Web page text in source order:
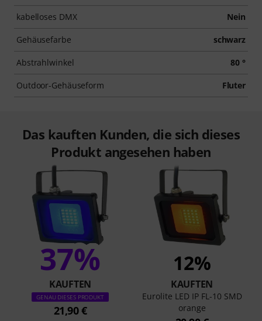
kabelloses DMX Nein
Gehäusefarbe schwarz
Abstrahlwinkel 80 °
Outdoor-Gehäuseform Fluter
Das kauften Kunden, die sich dieses
Produkt angesehen haben
37%
KAUFTEN
GENAU DIESES PRODUKT
21,90 €
12%
KAUFTEN
Eurolite LED IP FL-10 SMD
orange